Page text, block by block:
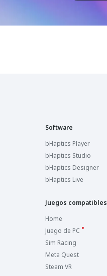
Software
bHaptics Player
bHaptics Studio
bHaptics Designer
bHaptics Live
Juegos compatibles
Home
Juego de PC
Sim Racing
Meta Quest
Steam VR